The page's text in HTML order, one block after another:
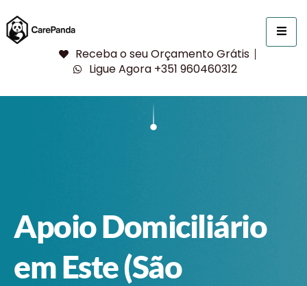
Receba o seu Orçamento Grátis
Ligue Agora +351 960460312
Apoio Domiciliário
em Este (São